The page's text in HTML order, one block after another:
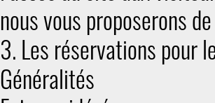
nous vous proposerons
3. Les réservations pour
Généralités